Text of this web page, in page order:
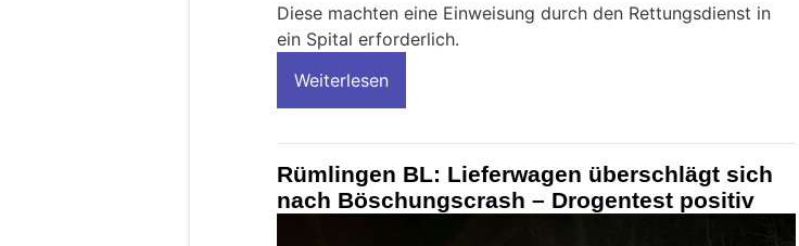
Diese machten eine Einweisung durch den Rettungsdienst in
ein Spital erforderlich.
Weiterlesen
Rümlingen BL: Lieferwagen überschlägt sich
nach Böschungscrash – Drogentest positiv